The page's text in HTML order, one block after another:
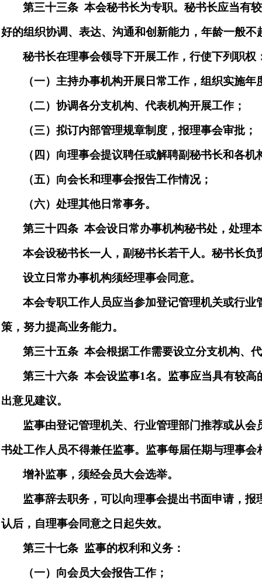
第三十三条 本会秘书长为专职。秘书长应当有
好的组织协调、表达、沟通和创新能力，年龄一般不
秘书长在理事会领导下开展工作，行使下列职权
（一）主持办事机构开展日常工作，组织实施年
（二）协调各分支机构、代表机构开展工作；
（三）拟订内部管理规章制度，报理事会审批；
（四）向理事会提议聘任或解聘副秘书长和各
（五）向会长和理事会报告工作情况；
（六）处理其他日常事务。
第三十四条 本会设日常办事机构秘书处，处理
本会设秘书长一人，副秘书长若干人。秘书长负
设立日常办事机构须经理事会同意。
本会专职工作人员应当参加登记管理机关或行业
策，努力提高业务能力。
第三十五条 本会根据工作需要设立分支机构、
第三十六条 本会设监事1名。 监事应当具有较高
出意见建议。
监事由登记管理机关、行业管理部门推荐或从
书处工作人员不得兼任监事。监事每届任期与理事会
增补监事，须经会员大会选举。
监事辞去职务，可以向理事会提出书面申请，报
认后，自理事会同意之日起失效。
第三十七条 监事的权利和义务：
（一）向会员大会报告工作；